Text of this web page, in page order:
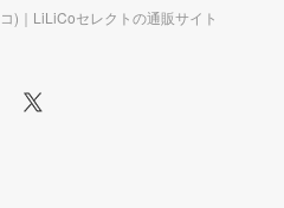
)｜LiLiCoセレクトの通販サイト